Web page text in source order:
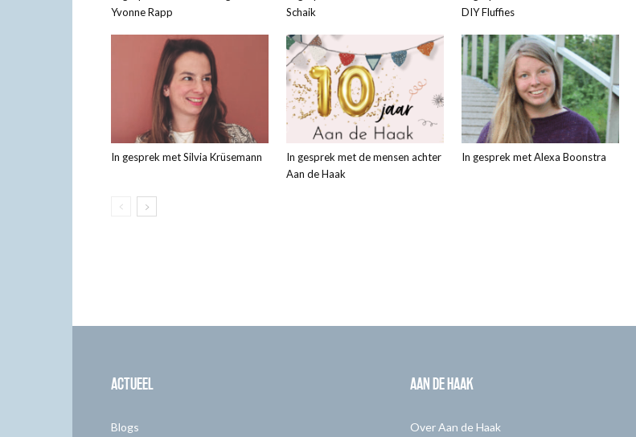
Yvonne Rapp
Schaik
DIY Fluffies
In gesprek met Silvia Krüsemann
In gesprek met de mensen achter
Aan de Haak
In gesprek met Alexa Boonstra
ACTUEEL
Blogs
AAN DE HAAK
Over Aan de Haak